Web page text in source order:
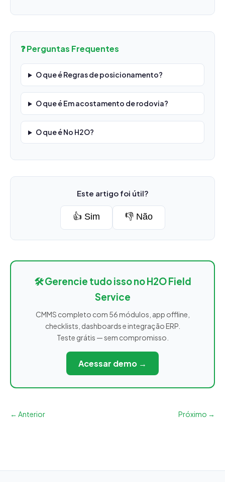
❓ Perguntas Frequentes
O que é Regras de posicionamento?
O que é Em acostamento de rodovia?
O que é No H2O?
Este artigo foi útil?
👍 Sim 👎 Não
🛠️ Gerencie tudo isso no H2O Field
Service
CMMS completo com 56 módulos, app offline,
checklists, dashboards e integração ERP.
Teste grátis — sem compromisso.
Acessar demo →
← Anterior Próximo →